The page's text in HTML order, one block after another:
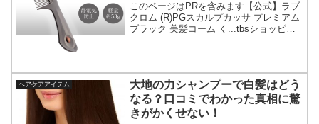
このページはPRを含みます【公式】ラブ
クロム (R)PGスカルプカッサ プレミアム
ブラック 美髪コーム く...tbsショッピン
コ...
ヘアケアアイテム
大地の力シャンプーで白髪はどう
なる？口コミでわかった真相に驚
きがかくせない！